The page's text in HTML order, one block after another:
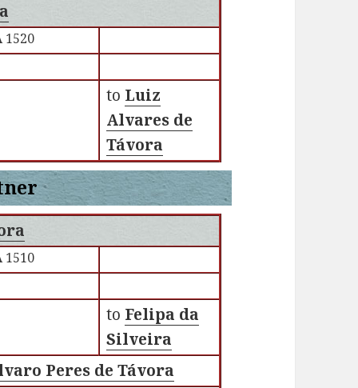
1520
to Luiz
Alvares de
Távora
1510
to Felipa da
Silveira
Peres de Távora